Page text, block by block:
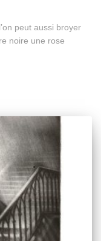
peut aussi broyer
noire une rose